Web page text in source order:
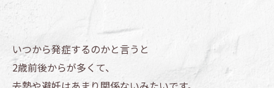
いつから発症するのかと言うと
2歳前後からが多くて、